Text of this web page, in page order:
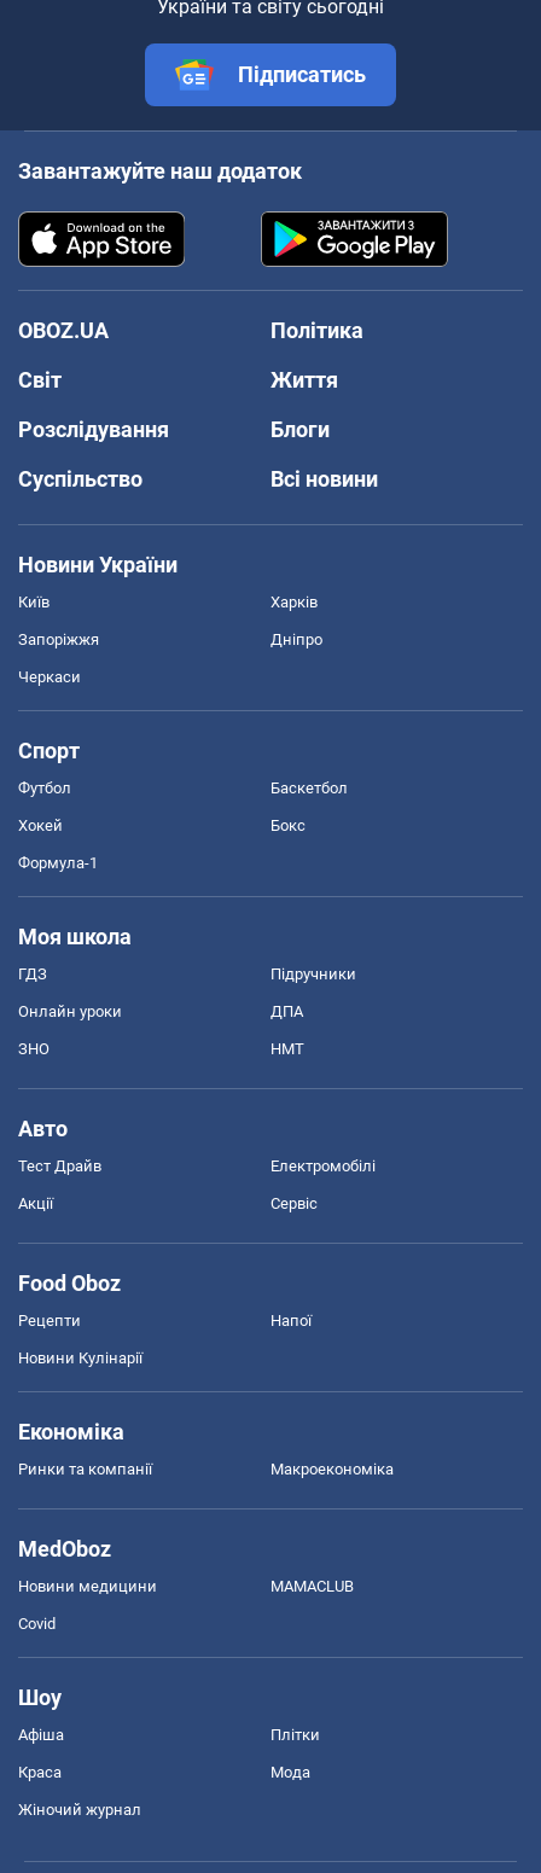
України та світу сьогодні
Підписатись
Завантажуйте наш додаток
OBOZ.UA
Політика
Світ
Життя
Розслідування
Блоги
Суспільство
Всі новини
Новини України
Київ Харків
Запоріжжя Дніпро
Черкаси
Спорт
Футбол Баскетбол
Хокей Бокс
Формула-1
Моя школа
ГДЗ Підручники
Онлайн уроки ДПА
ЗНО НМТ
Авто
Тест Драйв Електромобілі
Акції Сервіс
Food Oboz
Рецепти Напої
Новини Кулінарії
Економіка
Ринки та компанії Макроекономіка
MedOboz
Новини медицини MAMACLUB
Covid
Шоу
Афіша Плітки
Краса Мода
Жіночий журнал